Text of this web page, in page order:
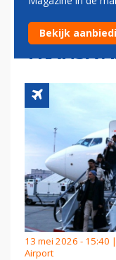
TOESLAG
VOOR
13 mei 2026 - 15:40
Airport
Bekijk